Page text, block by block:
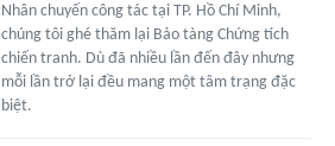
Nhân chuyến công tác tại TP. Hồ Chí Minh,
chúng tôi ghé thăm lại Bảo tàng Chứng tích
chiến tranh. Dù đã nhiều lần đến đây nhưng
mỗi lần trở lại đều mang một tâm trạng đặc
biệt.